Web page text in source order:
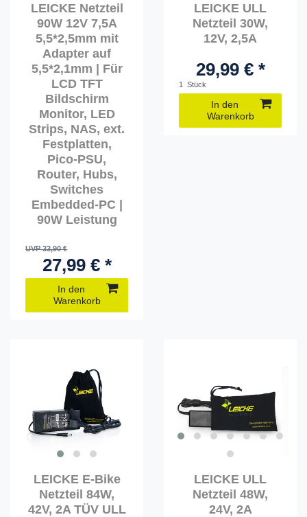
LEICKE Netzteil
90W 12V 7,5A
5,5*2,5mm mit
Adapter auf
5,5*2,1mm | Für
LCD TFT
Bildschirm
Monitor, LED
Strips, NAS, ext.
Festplatten,
Pico-PSU,
Router, Hubs,
Switches
Embedded-PC |
90W Leistung
UVP 33,90 €
27,99 € *
In den
Warenkorb
LEICKE ULL
Netzteil 30W,
12V, 2,5A
29,99 € *
1 Stück
In den
Warenkorb
LEICKE E-Bike
Netzteil 84W,
42V, 2A TÜV ULL
LEICKE ULL
Netzteil 48W,
24V, 2A